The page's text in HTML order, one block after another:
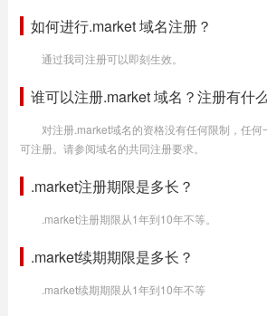
如何进行.market 域名注册？
通过我司注册可以即刻生效。
谁可以注册.market 域名？注册有什
对注册.market域名的资格没有任何限制，任
可注册。请参阅域名的共同注册要求。
.market注册期限是多长？
.market注册期限从1年到10年不等。
.market续期期限是多长？
.market续期期限从1年到10年不等